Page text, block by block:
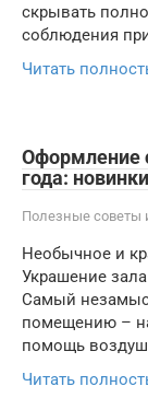
скрывать
соблюдения
Читать
Оформление
года:
Полезные советы
Необычное и
Украшение
Самый
помещению –
помощь
Читать